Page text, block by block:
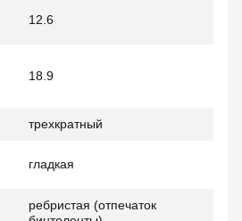
12.6
18.9
трехкратный
гладкая
ребристая (отпечаток